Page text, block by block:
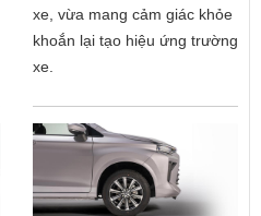
xe, vừa mang cảm giác khỏe
khoắn lại tạo hiệu ứng trường
xe.